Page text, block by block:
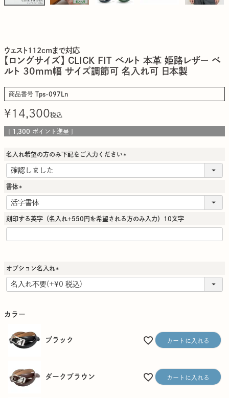
ウェスト112cmまで対応
【ロングサイズ】 CLICK FIT ベルト 本革 姫路レザー ベ
ルト 30mm幅 サイズ調節可 名入れ可 日本製
商品番号 Tps-097Ln
¥14,300税込
[ 1,300 ポイント進呈 ]
名入れ希望の方のみ下記をご入力ください
書体
必
須
刻印する英字（名入れ+550円を希望される方のみ入力）10文字
オプション名入れ
カラー
ブラック カートに入れる
ダークブラウン カートに入れる